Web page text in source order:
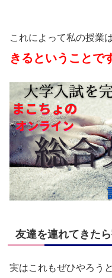
これによって私の授業は
きるということで
友達を連れてきた
実はこれもぜひやろう